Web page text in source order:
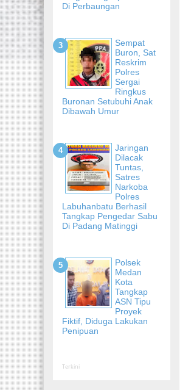
Di Perbaungan
Sempat
Buron, Sat
Reskrim
Polres
Sergai
Ringkus
Buronan Setubuhi Anak
Dibawah Umur
Jaringan
Dilacak
Tuntas,
Satres
Narkoba
Polres
Labuhanbatu Berhasil
Tangkap Pengedar Sabu
Di Padang Matinggi
Polsek
Medan
Kota
Tangkap
ASN Tipu
Proyek
Fiktif, Diduga Lakukan
Penipuan
Terkini